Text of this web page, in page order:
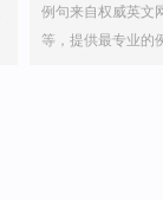
例句来自权威英文
等，提供最专业的